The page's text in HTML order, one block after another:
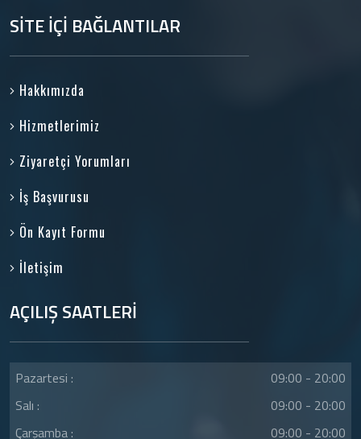
SİTE İÇİ BAĞLANTILAR
Hakkımızda
Hizmetlerimiz
Ziyaretçi Yorumları
İş Başvurusu
Ön Kayıt Formu
İletişim
AÇILIŞ SAATLERİ
Pazartesi :
09:00 - 20:00
Salı :
09:00 - 20:00
Çarşamba :
09:00 - 20:00